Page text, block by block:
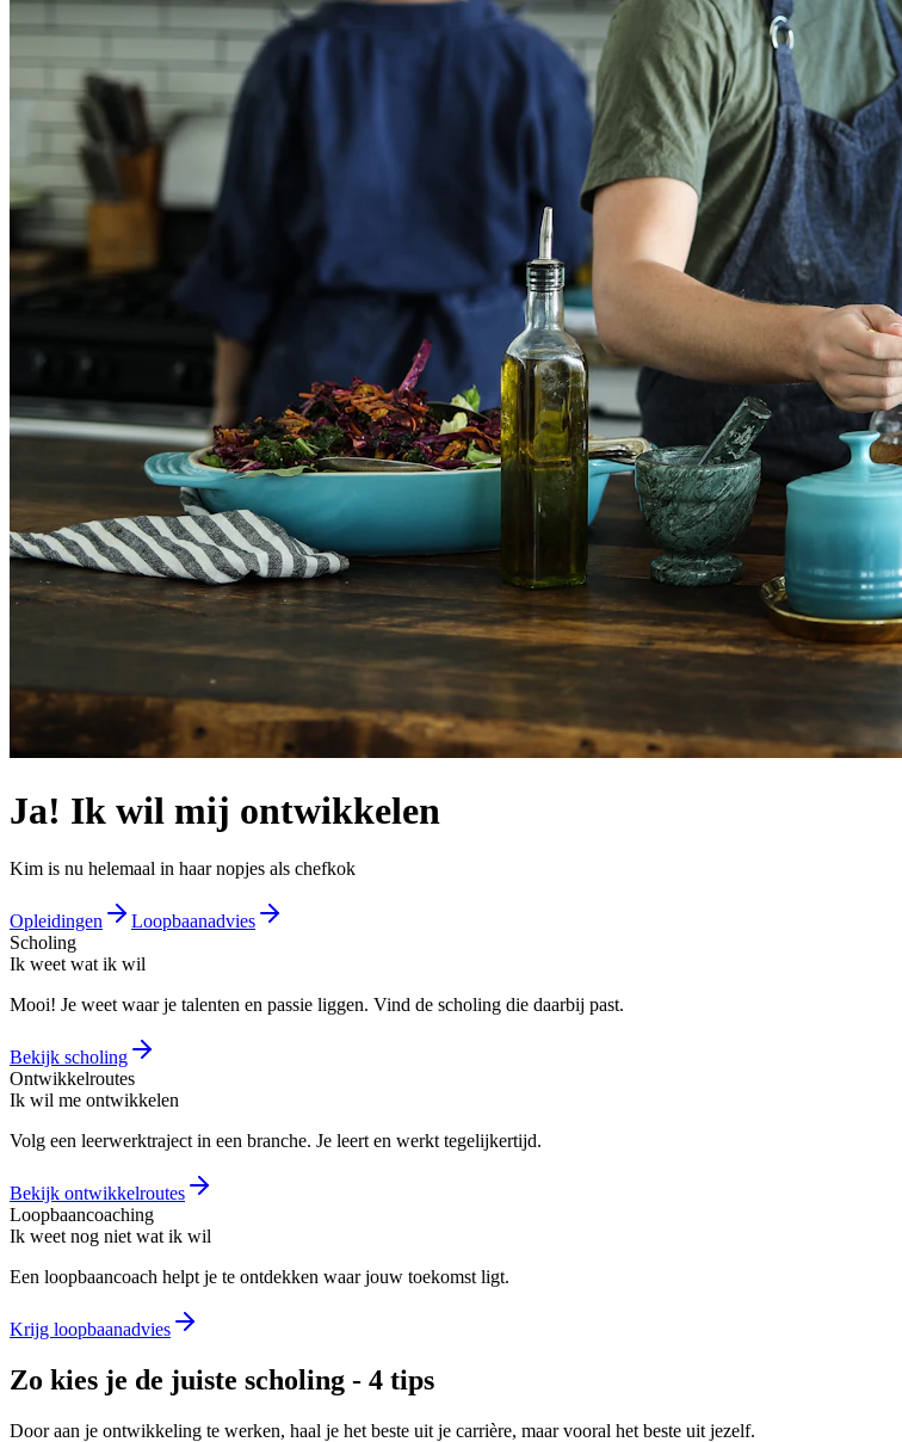
Ja! Ik wil mij ontwikkelen
Kim is nu helemaal in haar nopjes als chefkok
Opleidingen
Loopbaanadvies
Scholing
Ik weet wat ik wil
Mooi! Je weet waar je talenten en passie liggen. Vind de scholing die daarbij past.
Bekijk scholing
Ontwikkelroutes
Ik wil me ontwikkelen
Volg een leerwerktraject in een branche. Je leert en werkt tegelijkertijd.
Bekijk ontwikkelroutes
Loopbaancoaching
Ik weet nog niet wat ik wil
Een loopbaancoach helpt je te ontdekken waar jouw toekomst ligt.
Krijg loopbaanadvies
Zo kies je de juiste scholing - 4 tips
Door aan je ontwikkeling te werken, haal je het beste uit je carrière, maar vooral het beste uit jezelf.